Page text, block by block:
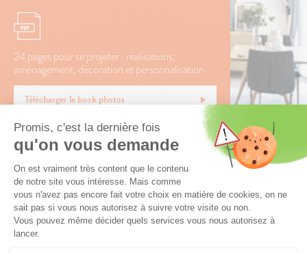
24 pages pour se projeter : réalisations,
aménagement, décoration et personnalisation
Télécharger le book photos